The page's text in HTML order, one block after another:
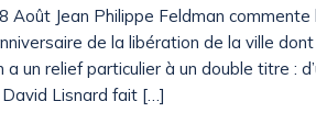
Août Jean Philippe Feldman commente
de la libération de la ville
un relief particulier à un double titre :
David Lisnard fait […]